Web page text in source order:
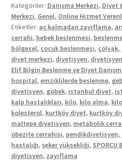
Kategoriler: Danışma Merkezi, Diyet
Merkezi, Genel, Online Hizmet
Etiketler: aç kalmadan zayıflama,
cerrahi, bebek beslenmesi,
bölgesel, çocuk beslenmesi, çölyak,
diyet merkezi, diyetisyen,
Elif Bilgin Beslenme ve Diyet
hospital, emziklilerde beslenme,
diyetisyen, göbek, istanbul diyet,
kalp hastalıkları, kilo, kilo alma,
kolesterol, kurtköy diyet, kurtköy
maltepe diyetisyen, metabolik
obezite cerrahisi, pendikdiyetisyen,
hastalığı, şeker yüksekliği, SPORCU
diyetisyen, zayıflama